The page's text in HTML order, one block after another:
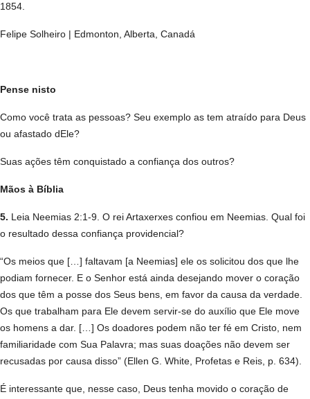
1854.
Felipe Solheiro | Edmonton, Alberta, Canadá
Pense nisto
Como você trata as pessoas? Seu exemplo as tem atraído para Deus
ou afastado dEle?
Suas ações têm conquistado a confiança dos outros?
Mãos à Bíblia
5. Leia Neemias 2:1-9. O rei Artaxerxes confiou em Neemias. Qual foi
o resultado dessa confiança providencial?
“Os meios que […] faltavam [a Neemias] ele os solicitou dos que lhe
podiam fornecer. E o Senhor está ainda desejando mover o coração
dos que têm a posse dos Seus bens, em favor da causa da verdade.
Os que trabalham para Ele devem servir-se do auxílio que Ele move
os homens a dar. […] Os doadores podem não ter fé em Cristo, nem
familiaridade com Sua Palavra; mas suas doações não devem ser
recusadas por causa disso” (Ellen G. White, Profetas e Reis, p. 634).
É interessante que, nesse caso, Deus tenha movido o coração de